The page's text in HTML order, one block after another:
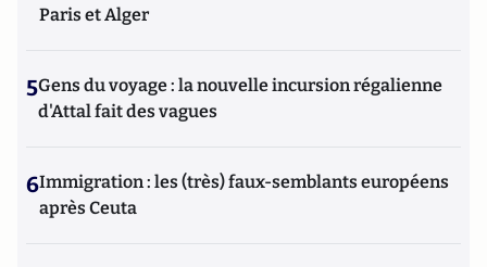
Paris et Alger
5Gens du voyage : la nouvelle incursion régalienne
d'Attal fait des vagues
6Immigration : les (très) faux-semblants européens
après Ceuta